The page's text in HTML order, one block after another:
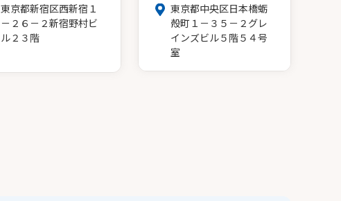
東京都新宿区西新宿１
－２６－２新宿野村ビ
ル２３階
東京都中央区日本橋蛎
殻町１－３５－２グレ
インズビル５階５４号
室